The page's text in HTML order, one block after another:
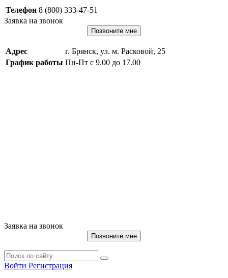
Телефон 8 (800) 333-47-51
Заявка на звонок
Позвоните мне
Адрес
г. Брянск, ул. м. Расковой, 25
График работы Пн-Пт с 9.00 до 17.00
Заявка на звонок
Позвоните мне
Войти Регистрация